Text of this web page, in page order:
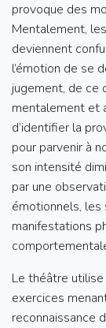
provoque des
Mentalement,
deviennent
l’émotion de se
jugement, de ce
mentalement et
d’identifier la
pour parvenir à
son intensité
par une
émotionnels,
manifestations
Le théâtre
exercices
reconnaissance